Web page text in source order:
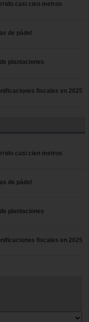
casi cien metros
de pádel
plantaciones
fiscales en 2025
casi cien metros
de pádel
plantaciones
fiscales en 2025